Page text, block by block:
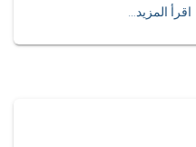
اقرأ المزيد…